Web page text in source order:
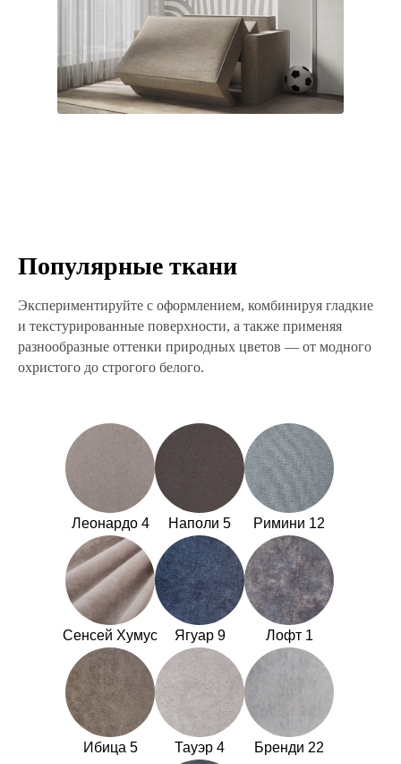
Популярные ткани
Экспериментируйте с оформлением, комбинируя гладкие
и текстурированные поверхности, а также применяя
разнообразные оттенки природных цветов — от модного
охристого до строгого белого.
Леонардо 4 Наполи 5 Римини 12
Сенсей Хумус Ягуар 9 Лофт 1
Ибица 5 Тауэр 4 Бренди 22